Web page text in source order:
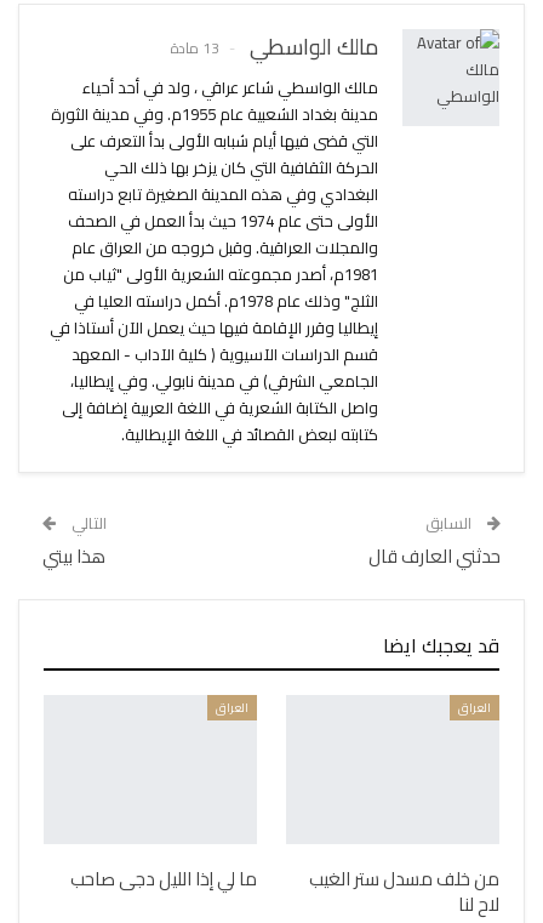
مالك الواسطي 13 مادة
مالك الواسطي شاعر عراقي ، ولد في أحد أحياء
مدينة بغداد الشعبية عام 1955م. وفي مدينة الثورة
التي قضى فيها أيام شبابه الأولى بدأ التعرف على
الحركة الثقافية التي كان يزخر بها ذلك الحي
البغدادي وفي هذه المدينة الصغيرة تابع دراسته
الأولى حتى عام 1974 حيث بدأ العمل في الصحف
والمجلات العراقية. وقبل خروجه من العراق عام
1981م، أصدر مجموعته الشعرية الأولى "ثياب من
الثلج" وذلك عام 1978م. أكمل دراسته العليا في
إيطاليا وقرر الإقامة فيها حيث يعمل الآن أستاذا في
قسم الدراسات الآسيوية ( كلية الآداب - المعهد
الجامعي الشرقي) في مدينة نابولي. وفي إيطاليا،
واصل الكتابة الشعرية في اللغة العربية إضافة إلى
كتابته لبعض القصائد في اللغة الإيطالية.
السابق
حدثني العارف قال
التالي
هذا بيتي
قد يعجبك ايضا
العراق
من خلف مسدل ستر الغيب
لاح لنا
العراق
ما لي إذا الليل دجى صاحب